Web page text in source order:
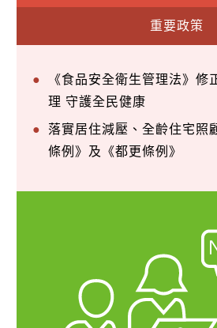
重要政策
《食品安全衛生管理法》
理 守護全民健康
落實居住減壓、全齡住宅照
條例》及《都更條例》